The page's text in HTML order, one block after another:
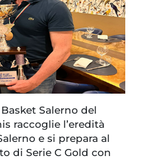
Basket Salerno del
raccoglie l’eredità
e si prepara al
di Serie C Gold con